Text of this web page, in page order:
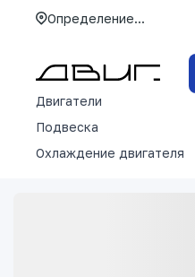
Определение...
Двигатели
Подвеска
Охлаждение двигателя